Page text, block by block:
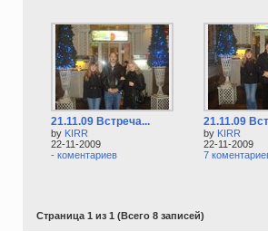
21.11.09 Встреча...
by KIRR
22-11-2009
- коментариев
21.11.09
by KIRR
22-11-2009
7
Страница 1 из 1 (Всего 8 записей)